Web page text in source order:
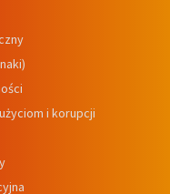
i korupcji